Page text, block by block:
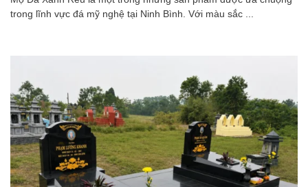
trong lĩnh vực đá mỹ nghệ tại Ninh Bình. Với màu sắc ...